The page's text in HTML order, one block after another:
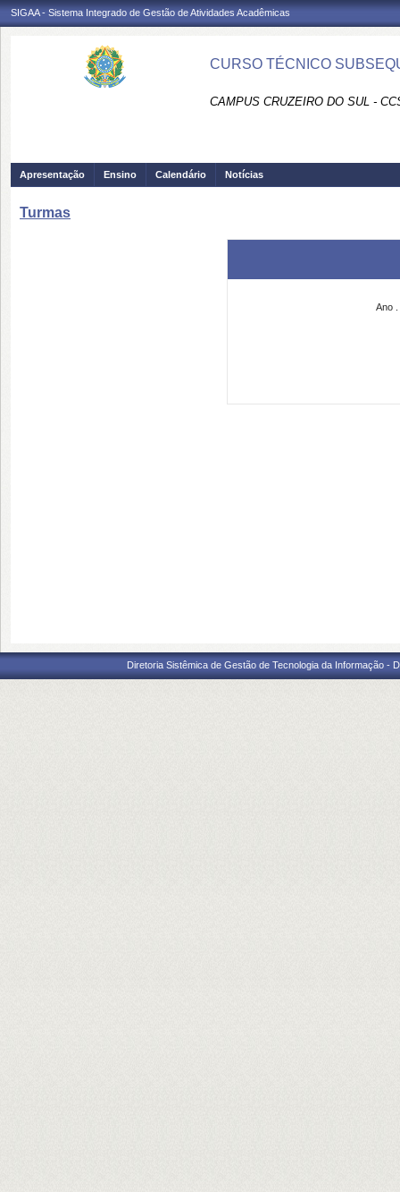
SIGAA - Sistema Integrado de Gestão de Atividades Acadêmicas
CURSO TÉCNICO
CAMPUS CRUZEIRO DO SUL -
Apresentação Ensino Calendário Notícias
Turmas
Ano
Diretoria Sistêmica de Gestão de Tecnologia da Informação